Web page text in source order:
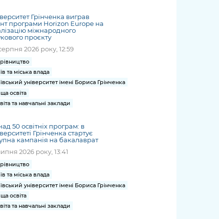
Гендерна політика
Безбар'єрність
Київська міська військова
адміністрація
Портал послуг
Міський застосунок Київ
Цифровий
воєнного стану
адміністрації
«Ініціатива
«Партнерство
місцевий рівень»
воєнного стану
дій чи
про
Публічні
та
від
/
ський
запит /
Submitting
a media
Контакти
Грінченка виграв
програми Horizon Europe на
міжнародного
проєкту
2026 року, 12:59
та міська влада
університет імені Бориса Грінченка
освіта
та навчальні заклади
50 освітніх програм: в
Грінченка стартує
кампанія на бакалаврат
2026 року, 13:41
та міська влада
університет імені Бориса Грінченка
освіта
та навчальні заклади